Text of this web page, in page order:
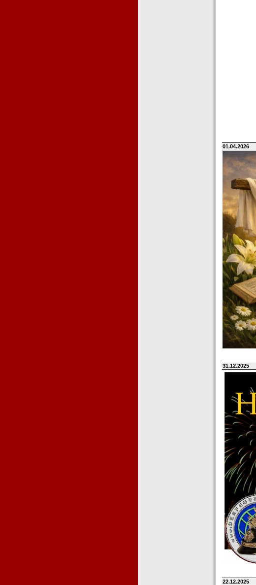
01.04.2026
31.12.2025
22.12.2025